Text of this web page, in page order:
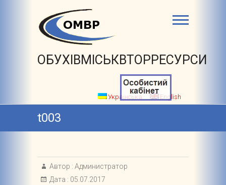
ОБУХІВМІСЬКВТОРРЕСУРСИ
Українська English
t003
Автор : Администратор
Дата : 05.07.2017